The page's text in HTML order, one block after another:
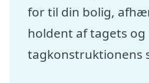
for til din bolig,
holdent af tagets og
tagkonstruktionens